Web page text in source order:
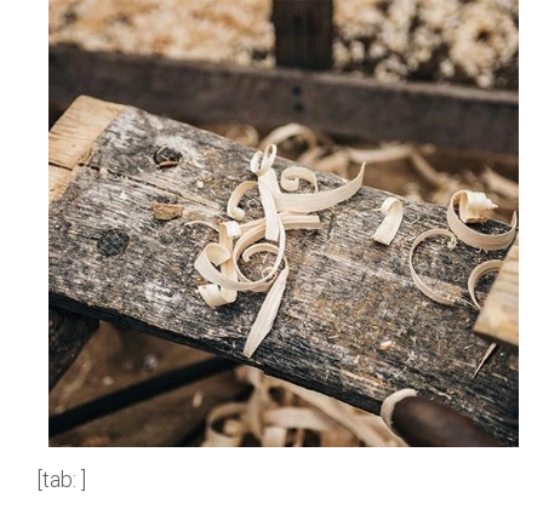
[tab: ]